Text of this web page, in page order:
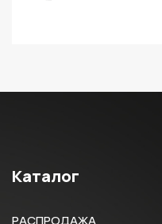
Каталог
РАСПРОДАЖА